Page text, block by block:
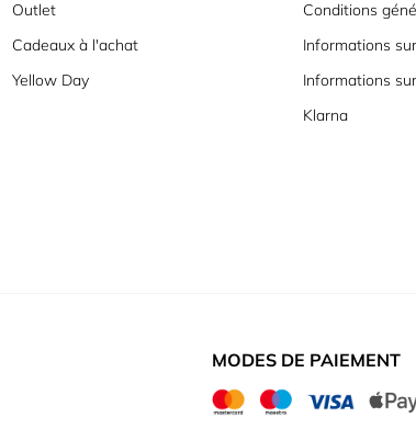
Outlet
Cadeaux à l'achat
Yellow Day
Conditions
Informations
Informations
Klarna
MODES DE PAIEMENT